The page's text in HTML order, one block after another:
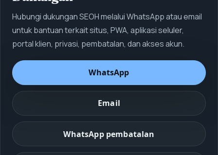
Hubungi dukungan SEOH melalui WhatsApp atau email
untuk bantuan terkait situs, PWA, aplikasi seluler,
portal klien, privasi, pembatalan, dan akses akun.
WhatsApp
Email
WhatsApp pembatalan